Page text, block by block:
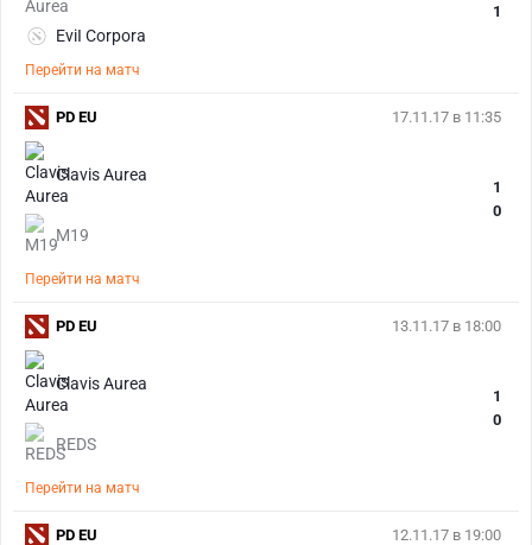
EviI Corpora
1
Перейти на матч
17.11.17 в 11:35
Clavis Aurea
M19
1
0
Перейти на матч
PD EU
13.11.17 в 18:00
Clavis Aurea
REDS
1
0
Перейти на матч
PD EU
12.11.17 в 19:00
PD EU